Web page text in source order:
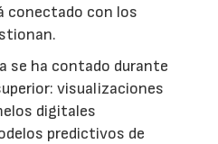
conectado con los
se ha contado durante
visualizaciones
digitales
predictivos de